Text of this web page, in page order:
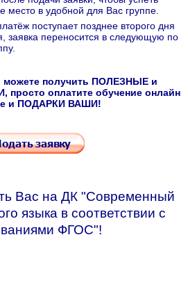
место в удобной для Вас группе.
поступает позднее второго дня
заявка переносится в следующую по
можете получить ПОЛЕЗНЫЕ и
оплатите обучение онлайн
и ПОДАРКИ ВАШИ!
Вас на ДК "Современный
языка в соответствии с
ФГОС"!